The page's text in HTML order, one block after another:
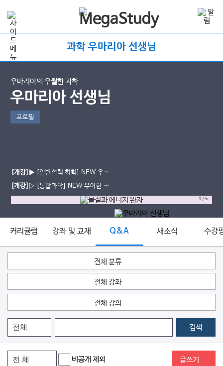
과학 우마리아 선생님
우마리아의 우월한 과학
우마리아 선생님
프로필
[개강] ▶ [일반선택 화학] NEW 우아
한 출발 (현장 ver.) OPEN!
[개강] ▷ [통합과학] NEW 우아한 출
발 (현장ver) 개강!
1 /5
커리큘럼 강좌 및 교재 Q&A 새소식 수강
전체 분류
전체 강좌
전체 강의
검색
비공개 제외 글쓰기